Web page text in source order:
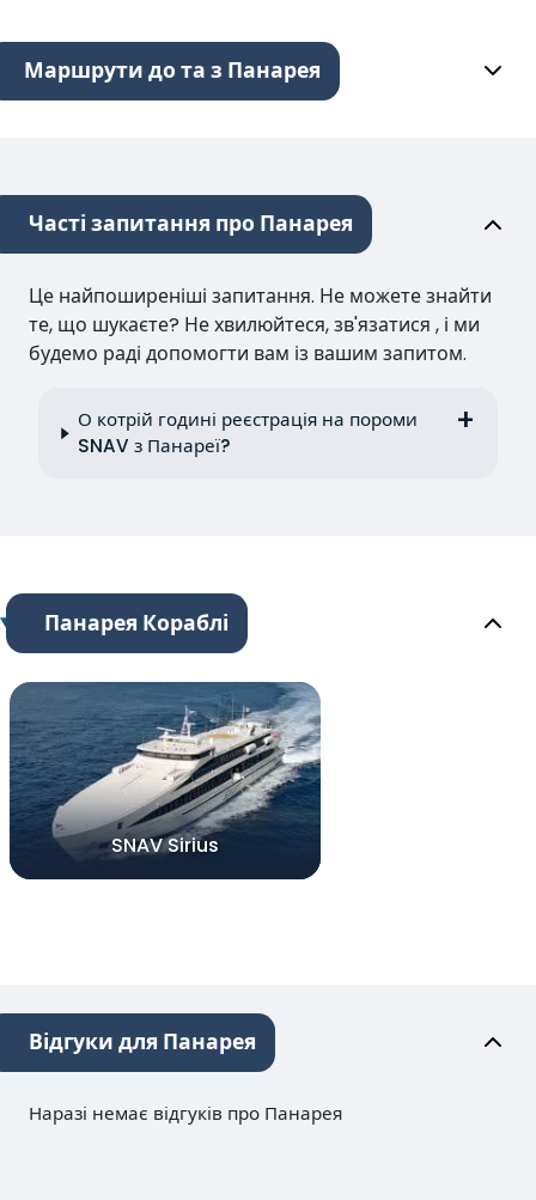
Маршрути до та з Панарея
Часті запитання про Панарея
Це найпоширеніші запитання. Не можете знайти
те, що шукаєте? Не хвилюйтеся, зв'язатися , і ми
будемо раді допомогти вам із вашим запитом.
О котрій годині реєстрація на пороми
SNAV з Панареї?
Панарея Кораблі
SNAV Sirius
Відгуки для Панарея
Наразі немає відгуків про Панарея